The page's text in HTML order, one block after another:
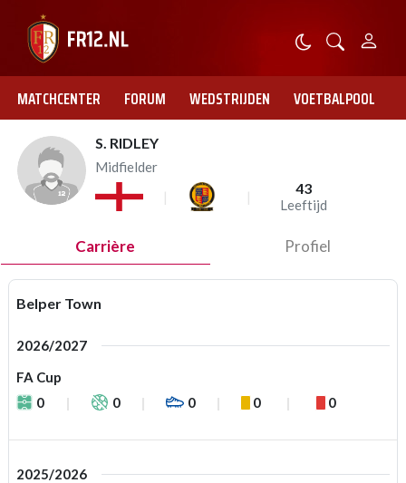
MATCHCENTER FORUM WEDSTRIJDEN VOETBALPOOL
S. RIDLEY
Midfielder
43
Leeftijd
Carrière Profiel
Belper Town
2026/2027
FA Cup
0
0 0 0 0
2025/2026